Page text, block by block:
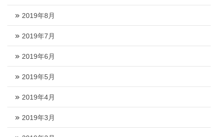
2019年8月
2019年7月
2019年6月
2019年5月
2019年4月
2019年3月